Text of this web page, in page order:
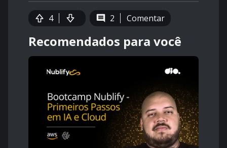
4 2 Comentar
Recomendados para você